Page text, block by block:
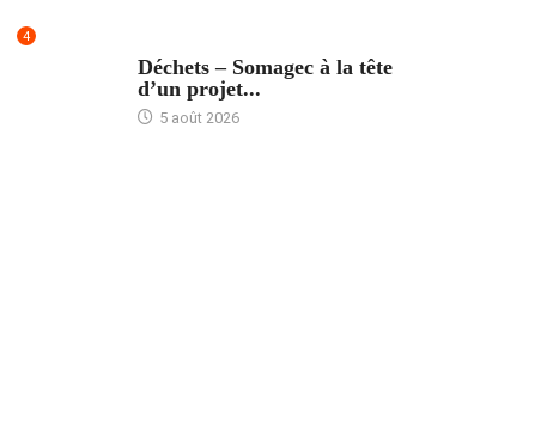
4
Déchets – Somagec à la tête
d’un projet...
5 août 2026